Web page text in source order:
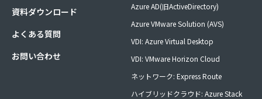
資料ダウンロード
よくある質問
お問い合わせ
Azure AD(旧ActiveDirectory)
Azure VMware Solution (AVS)
VDI: Azure Virtual Desktop
VDI: VMware Horizon Cloud
ネットワーク: Express Route
ハイブリッドクラウド: Azure Stack